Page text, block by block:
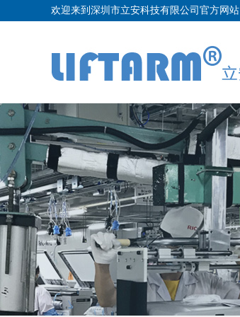
欢迎来到深圳市立安科技有限公司官方网站